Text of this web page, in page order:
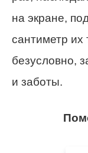
на экране,
сантиметр их
безусловно,
и заботы.